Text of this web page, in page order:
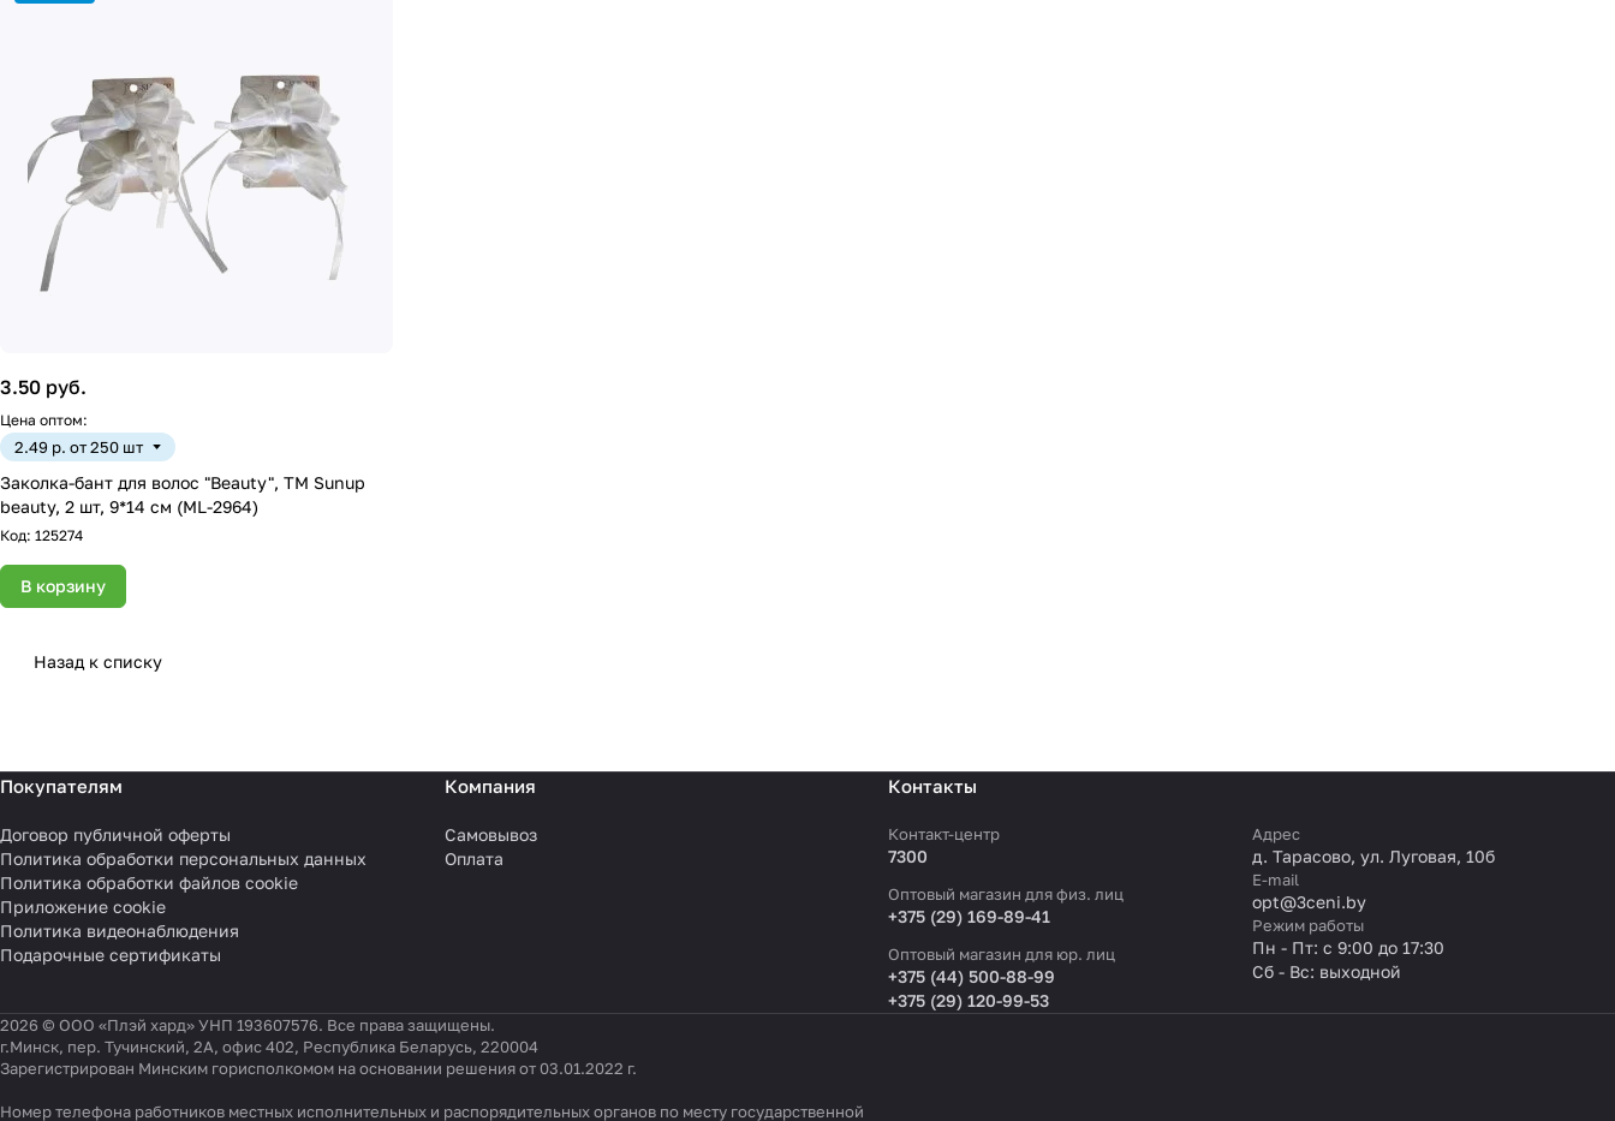
3.50 руб.
Цена оптом:
2.49 р. от 250 шт
Заколка-бант для волос "Beauty", ТМ Sunup
beauty, 2 шт, 9*14 см (ML-2964)
Код: 125274
В корзину
Назад к списку
Покупателям
Договор публичной оферты
Политика обработки персональных данных
Политика обработки файлов cookie
Приложение cookie
Политика видеонаблюдения
Подарочные сертификаты
Компания
Самовывоз
Оплата
Контакты
Контакт-центр
7300
Оптовый магазин для физ. лиц
+375 (29) 169-89-41
Оптовый магазин для юр. лиц
+375 (44) 500-88-99
+375 (29) 120-99-53
Адрес
д. Тарасово, ул. Луговая, 10б
E-mail
opt@3ceni.by
Режим работы
Пн - Пт: с 9:00 до 17:30
Сб - Вс: выходной
2026 © ООО «Плэй хард» УНП 193607576. Все права защищены.
г.Минск, пер. Тучинский, 2А, офис 402, Республика Беларусь, 220004
Зарегистрирован Минским горисполкомом на основании решения от 03.01.2022 г.
Номер телефона работников местных исполнительных и распорядительных органов по месту государственной